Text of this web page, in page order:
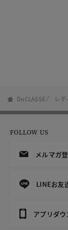
DoCLASSE レデ
FOLLOW US
メルマガ
LINEお友
アプリダウ